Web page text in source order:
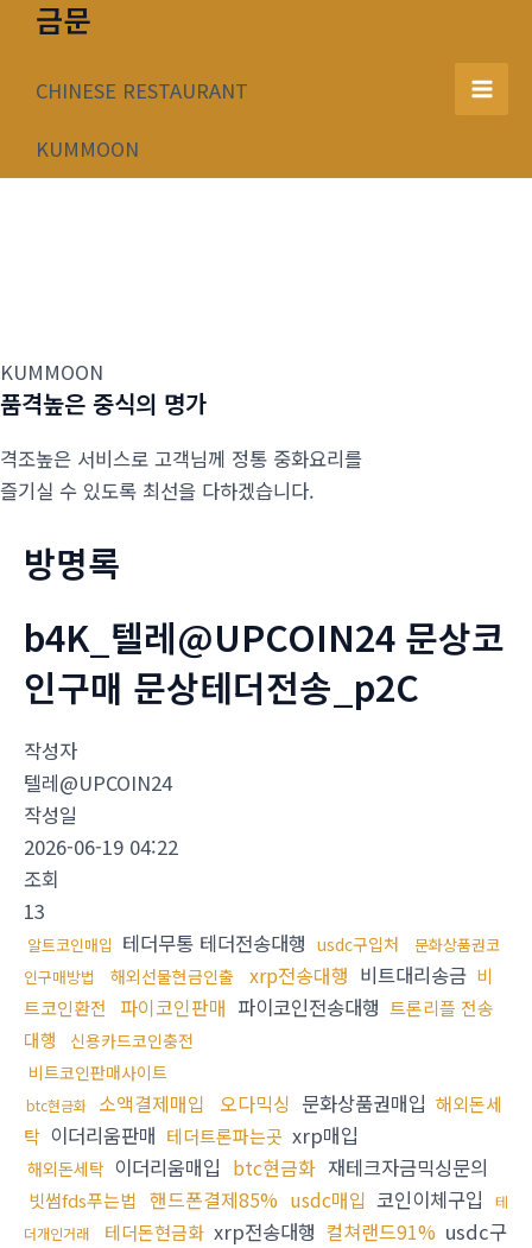
너
금문
CHINESE RESTAURANT
KUMMOON
Main
KUMMOON
품격높은 중식의 명가
격조높은 서비스로 고객님께 정통 중화요리를
즐기실 수 있도록 최선을 다하겠습니다.
방명록
b4K_텔레@UPCOIN24 문상코
인구매 문상테더전송_p2C
작성자
텔레@UPCOIN24
작성일
2026-06-19 04:22
조회
13
알트코인매입 테더무통 테더전송대행 usdc구입처
문화상품권코
인구매방법
해외선물현금인출 xrp전송대행 비트대리송금 비
트코인환전
파이코인판매 파이코인전송대행 트론리플 전송
대행
신용카드코인충전
비트코인판매사이트
btc현금화 소액결제매입 오다믹싱 문화상품권매입 해외돈세
탁 이더리움판매 테더트론파는곳 xrp매입
해외돈세탁 이더리움매입 btc현금화 재테크자금믹싱문의
빗썸fds푸는법 핸드폰결제85% usdc매입 코인이체구입
테
더개인거래
테더돈현금화 xrp전송대행 컬쳐랜드91% usdc구